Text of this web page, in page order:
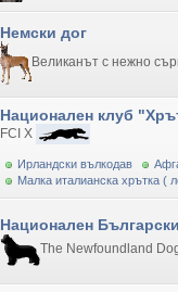
Немски дог
Великанът с нежно
Национален клуб
FCI X
Ирландски вълкодав
Малка италианска хрътка (
Национален
The Newfoundland